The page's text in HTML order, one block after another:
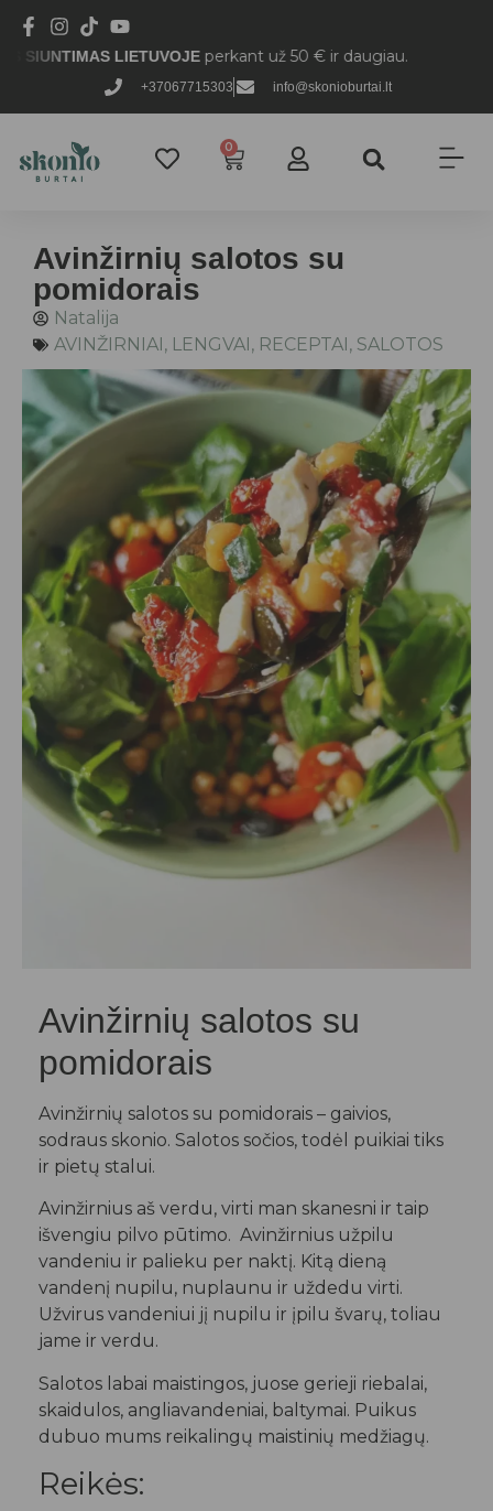
+37067715303 info@skonioburtai.lt
LIETUVOJEperkant už 50 € ir daugiau.
0
Avinžirnių salotos su
pomidorais
Natalija
AVINŽIRNIAI, LENGVAI, RECEPTAI, SALOTOS
Avinžirnių salotos su
pomidorais
Avinžirnių salotos su pomidorais – gaivios,
sodraus skonio. Salotos sočios, todėl puikiai tiks
ir pietų stalui.
Avinžirnius aš verdu, virti man skanesni ir taip
išvengiu pilvo pūtimo. Avinžirnius užpilu
vandeniu ir palieku per naktį. Kitą dieną
vandenį nupilu, nuplaunu ir uždedu virti.
Užvirus vandeniui jį nupilu ir įpilu švarų, toliau
jame ir verdu.
Salotos labai maistingos, juose gerieji riebalai,
skaidulos, angliavandeniai, baltymai. Puikus
dubuo mums reikalingų maistinių medžiagų.
Reikės: